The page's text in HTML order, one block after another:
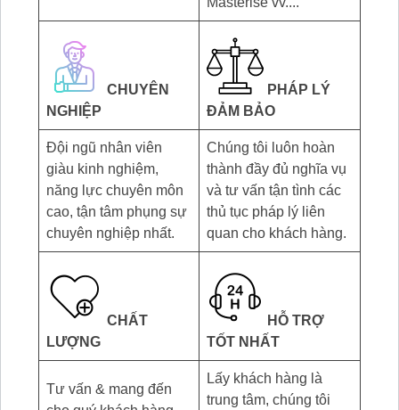
CHUYÊN
NGHIỆP
PHÁP LÝ
ĐẢM BẢO
Đội ngũ nhân viên
giàu kinh nghiệm,
năng lực chuyên môn
cao, tận tâm phụng sự
chuyên nghiệp nhất.
Chúng tôi luôn hoàn
thành đầy đủ nghĩa vụ
và tư vấn tận tình các
thủ tục pháp lý liên
quan cho khách hàng.
CHẤT
LƯỢNG
HỖ TRỢ
TỐT NHẤT
Tư vấn & mang đến
Lấy khách hàng là
trung tâm, chúng tôi